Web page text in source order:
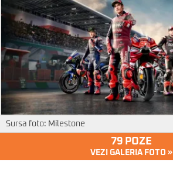
Sursa foto: Milestone
79 POZE
VEZI GALERIA FOTO »